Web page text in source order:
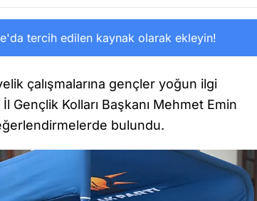
tercih edilen kaynak olarak ekleyin!
çalışmalarına gençler yoğun ilgi
Gençlik Kolları Başkanı Mehmet Emin
bulundu.